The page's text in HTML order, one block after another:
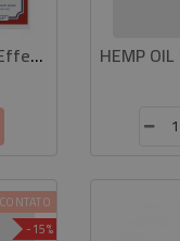
Artiglio Del Diavolo Cerotti Effetto Caldo 4 Pz
-15%